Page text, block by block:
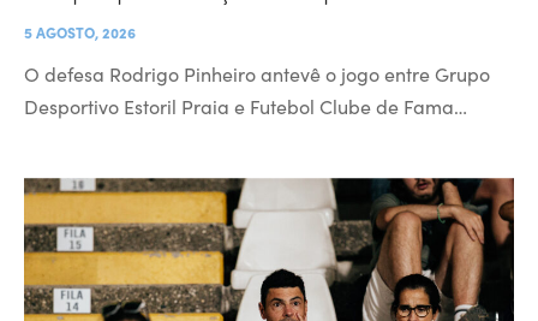
5 AGOSTO, 2026
O defesa Rodrigo Pinheiro antevê o jogo entre Grupo
Desportivo Estoril Praia e Futebol Clube de Fama…